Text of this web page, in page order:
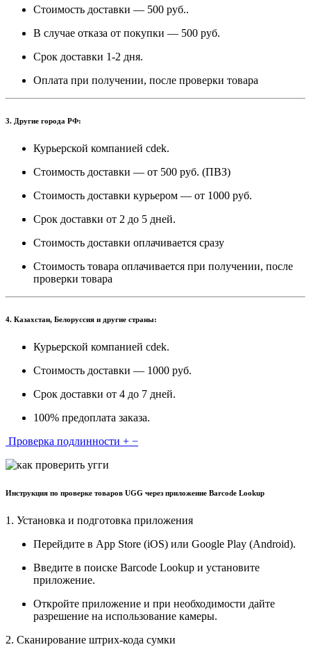
Стоимость доставки — 500 руб..
В случае отказа от покупки — 500 руб.
Срок доставки 1-2 дня.
Оплата при получении, после проверки товара
3. Другие города РФ:
Курьерской компанией cdek.
Стоимость доставки — от 500 руб. (ПВЗ)
Стоимость доставки курьером — от 1000 руб.
Срок доставки от 2 до 5 дней.
Стоимость доставки оплачивается сразу
Стоимость товара оплачивается при получении, после
проверки товара
4. Казахстан, Белоруссия и другие страны:
Курьерской компанией cdek.
Стоимость доставки — 1000 руб.
Срок доставки от 4 до 7 дней.
100% предоплата заказа.
Проверка подлинности + −
Инструкция по проверке товаров UGG через приложение Barcode Lookup
1. Установка и подготовка приложения
Перейдите в App Store (iOS) или Google Play (Android).
Введите в поиске Barcode Lookup и установите
приложение.
Откройте приложение и при необходимости дайте
разрешение на использование камеры.
2. Сканирование штрих-кода сумки